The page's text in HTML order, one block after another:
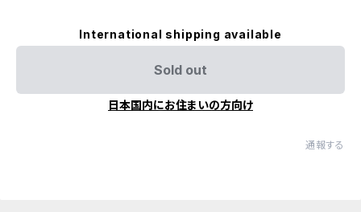
International shipping available
Sold out
日本国内にお住まいの方向け
通報する